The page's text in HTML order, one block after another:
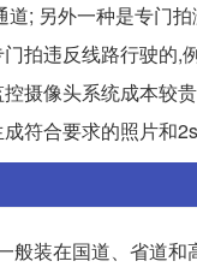
; 另外一种是专门拍
拍违反线路行驶的,
摄像头系统成本较
符合要求的照片和2s
般装在国道、省道和